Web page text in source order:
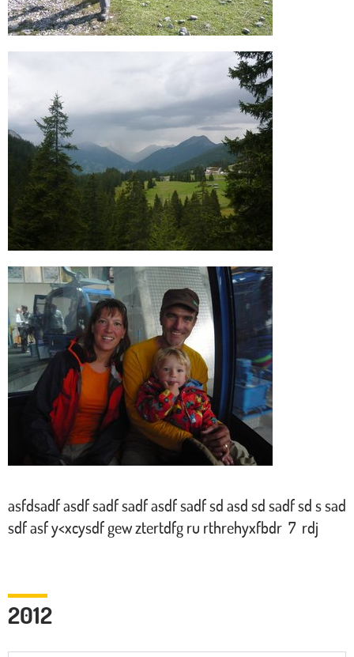
asfdsadf asdf sadf sadf asdf sadf sd asd sd sadf sd s sad
sdf asf y<xcysdf gew ztertdfg ru rthrehyxfbdr 7 rdj
2012